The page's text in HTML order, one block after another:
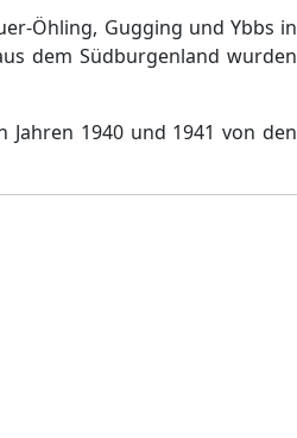
Öhling, Gugging und Ybbs in
dem Südburgenland wurden
1940 und 1941 von den